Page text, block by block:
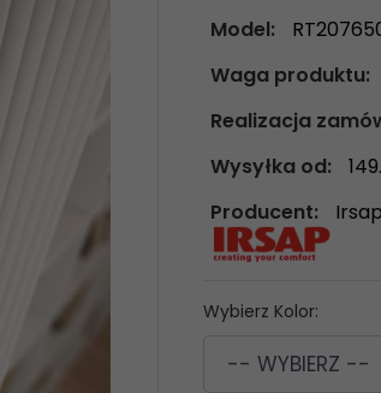
Model:
Waga produktu:
Realizacja
Wysyłka od:
Producent:
Irsap
Wybierz Kolor:
-- WYBIERZ --